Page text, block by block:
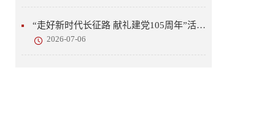
“走好新时代长征路 献礼建党105周年”活动开展
2026-07-06